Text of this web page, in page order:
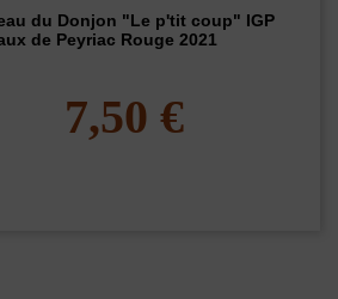
du Donjon "Le p'tit coup" IGP
de Peyriac Rouge 2021
7,50 €